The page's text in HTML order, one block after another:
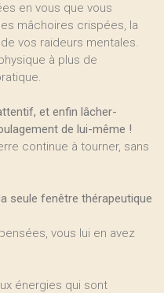
en vous que vous
mâchoires crispées, la
vos raideurs mentales.
à plus de
et enfin lâcher-
de lui-même !
continue à tourner, sans
seule fenêtre thérapeutique
vous lui en avez
énergies qui sont